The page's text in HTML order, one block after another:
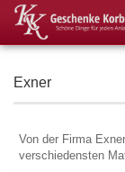
Exner
Von der Firma
verschiedensten